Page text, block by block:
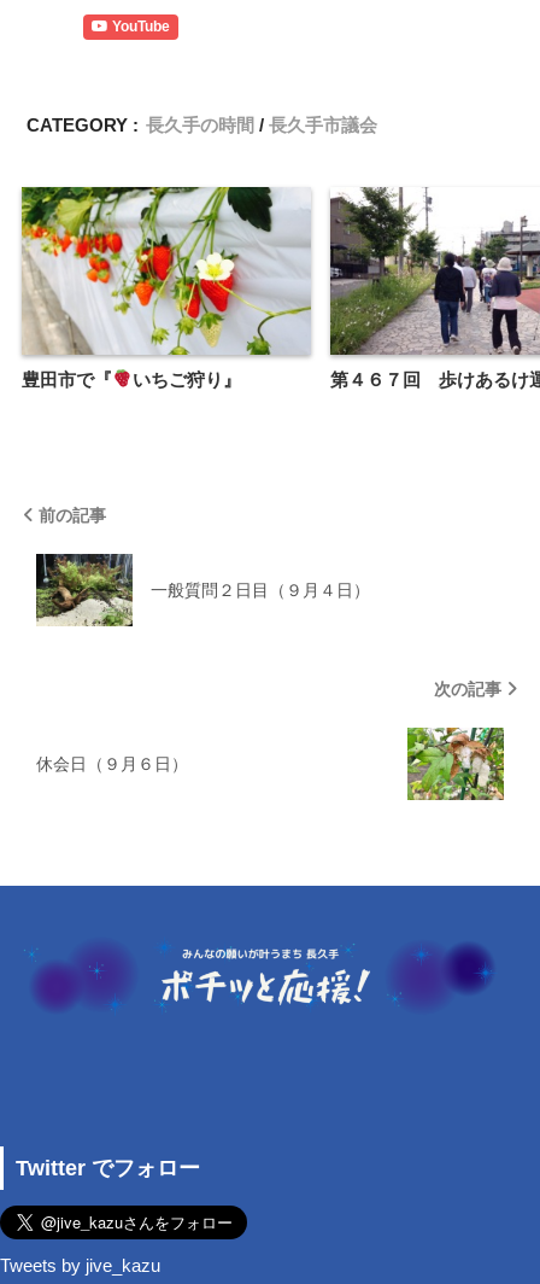
YouTube
CATEGORY : 長久手の時間 長久手市議会
豊田市で『 いちご狩り』 第４６７回 歩けあるけ
前の記事
一般質問２日目（９月４日）
次の記事
休会日（９月６日）
Twitter でフォロー
Tweets by jive_kazu